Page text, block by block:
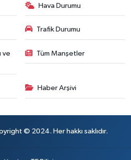
Hava Durumu
Trafik Durumu
ve
Tüm Manşetler
Haber Arşivi
© 2024. Her hakkı saklıdır.